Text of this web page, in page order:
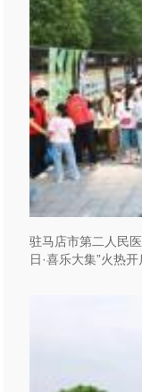
驻马店市第二人民
日·喜乐大集”火热开